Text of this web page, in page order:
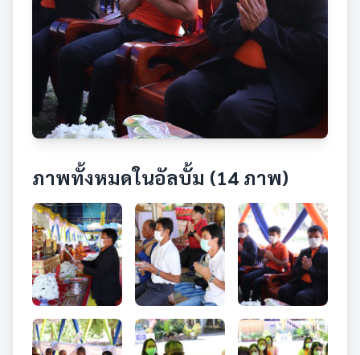
ภาพทั้งหมดในอัลบั้ม (14 ภาพ)